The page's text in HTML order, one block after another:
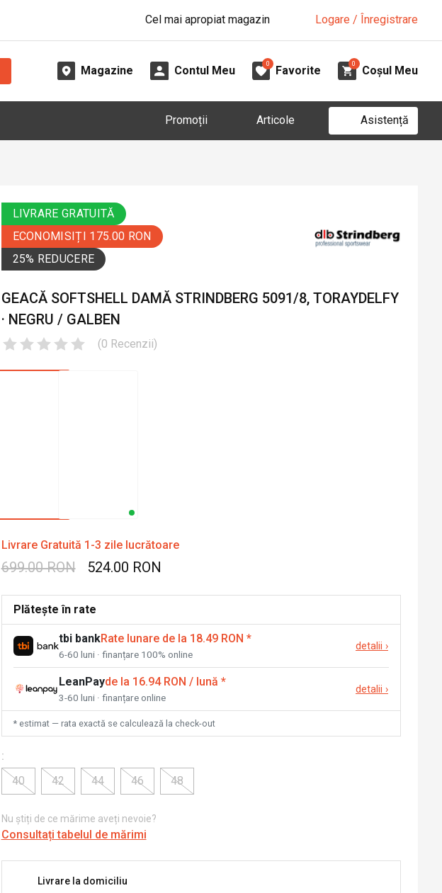
Cel mai apropiat magazin Logare / Înregistrare
Magazine Contul Meu
0
Favorite
0
Coșul Meu
Promoții Articole Asistență
LIVRARE GRATUITĂ
ECONOMISIȚI 175.00 RON
25% REDUCERE
GEACĂ SOFTSHELL DAMĂ STRINDBERG 5091/8, TORAYDELFY
· NEGRU / GALBEN
(0 Recenzii)
Livrare Gratuită 1-3 zile lucrătoare
699.00 RON 524.00 RON
Plătește în rate
tbi bankRate lunare de la 18.49 RON *
6-60 luni · finanțare 100% online
detalii ›
LeanPayde la 16.94 RON / lună *
3-60 luni · finanțare online
detalii ›
* estimat — rata exactă se calculează la check-out
:
40
42 44 46 48
Nu știți de ce mărime aveți nevoie?
Consultați tabelul de mărimi
Livrare la domiciliu